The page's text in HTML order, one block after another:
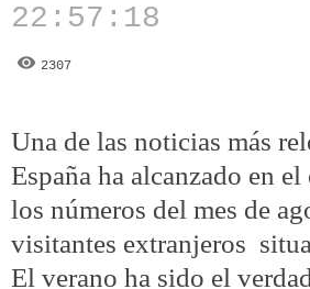
22:57:18
2307
Una de las noticias más
España ha alcanzado en
los números del mes de
visitantes extranjeros
El verano ha sido el